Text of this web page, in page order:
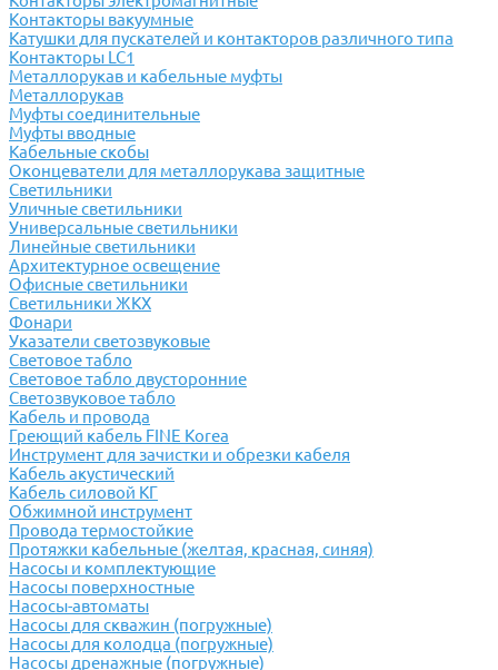
Контакторы вакуумные
Катушки для пускателей и контакторов различного типа
Контакторы LC1
Металлорукав и кабельные муфты
Металлорукав
Муфты соединительные
Муфты вводные
Кабельные скобы
Оконцеватели для металлорукава защитные
Светильники
Уличные светильники
Универсальные светильники
Линейные светильники
Архитектурное освещение
Офисные светильники
Светильники ЖКХ
Фонари
Указатели светозвуковые
Световое табло
Световое табло двусторонние
Светозвуковое табло
Кабель и провода
Греющий кабель FINE Korea
Инструмент для зачистки и обрезки кабеля
Кабель акустический
Кабель силовой КГ
Обжимной инструмент
Провода термостойкие
Протяжки кабельные (желтая, красная, синяя)
Насосы и комплектующие
Насосы поверхностные
Насосы-автоматы
Насосы для скважин (погружные)
Насосы для колодца (погружные)
Насосы дренажные (погружные)